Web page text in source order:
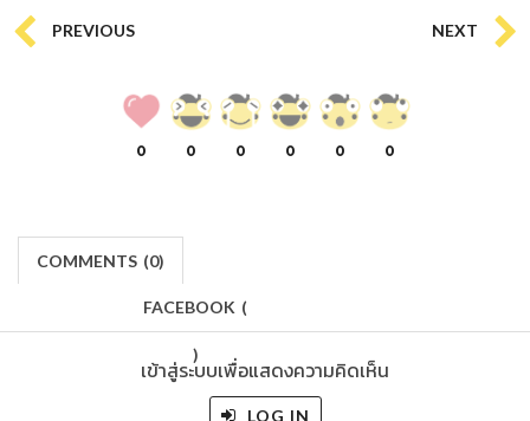
PREVIOUS NEXT
0 0 0 0 0 0
COMMENTS (0)
FACEBOOK (
)
เข้าสู่ระบบเพื่อแสดงความคิดเห็น
LOG IN